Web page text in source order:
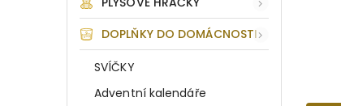
DOPLŇKY DO DOMÁCNOSTI
SVÍČKY
Adventní kalendáře